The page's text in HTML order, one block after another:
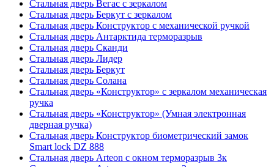
Стальная дверь Вегас с зеркалом
Стальная дверь Беркут с зеркалом
Стальная дверь Конструктор с механической ручкой
Стальная дверь Антарктида терморазрыв
Стальная дверь Сканди
Стальная дверь Лидер
Стальная дверь Беркут
Стальная дверь Солана
Стальная дверь «Конструктор» с зеркалом механическая
ручка
Стальная дверь «Конструктор» (Умная электронная
дверная ручка)
Стальная дверь Конструктор биометрический замок
Smart lock DZ 888
Стальная дверь Arteon с окном терморазрыв 3к